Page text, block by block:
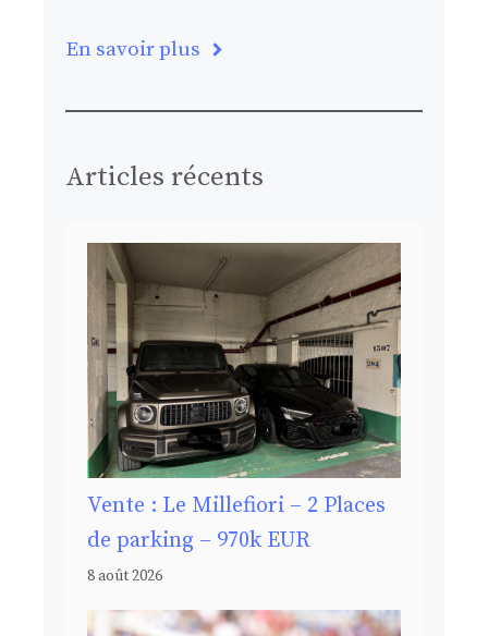
En savoir plus
Articles récents
Vente : Le Millefiori – 2 Places
de parking – 970k EUR
8 août 2026